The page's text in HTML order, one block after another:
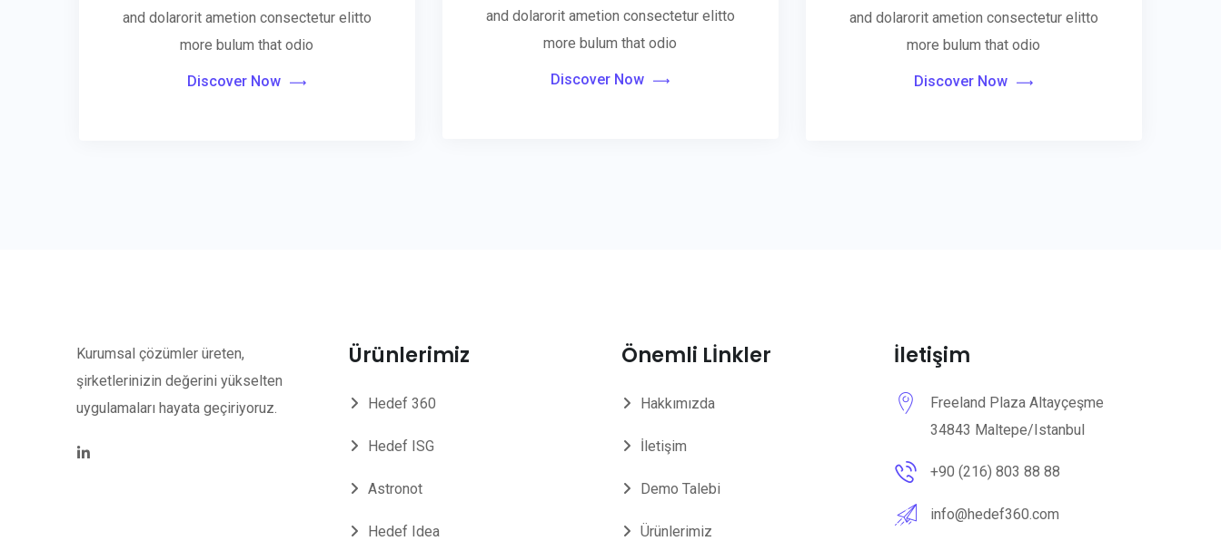
and dolarorit ametion consectetur elitto
more bulum that odio
Discover Now
and dolarorit ametion consectetur elitto
more bulum that odio
Discover Now
and dolarorit ametion consectetur elitto
more bulum that odio
Discover Now
Kurumsal çözümler üreten,
şirketlerinizin değerini yükselten
uygulamaları hayata geçiriyoruz.
Ürünlerimiz
Hedef 360
Hedef ISG
Astronot
Hedef Idea
Önemli Lİnkler
Hakkımızda
İletişim
Demo Talebi
Ürünlerimiz
İletişim
Freeland Plaza Altayçeşme
34843 Maltepe/Istanbul
+90 (216) 803 88 88
info@hedef360.com